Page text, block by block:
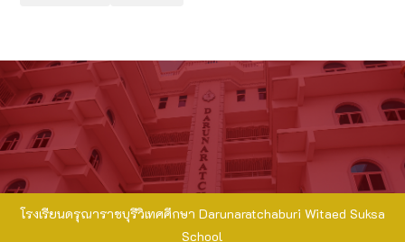
โรงเรียนดรุณาราชบุรีวิเทศศึกษา Darunaratchaburi Witaed Suksa
School